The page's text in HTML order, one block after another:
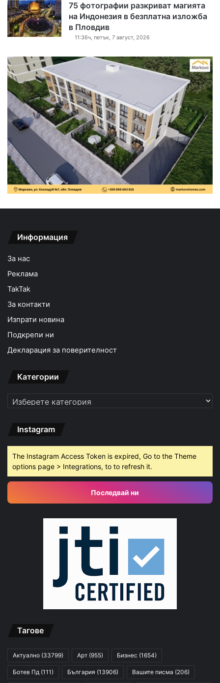
75 фотографии разкриват магията
на Индонезия в безплатна изложба
в Пловдив
11:36ч, петък, 7 август, 2026
Информация
За нас
Реклама
TakTak
За контакти
Изпрати новина
Подкрепи ни
Декларация за поверителност
Категории
Категории
Instagram
The Instagram Access Token is expired, Go to the Theme
options page > Integrations, to to refresh it.
Последвай ни
Тагове
Актуално (33799) Арт (955) Бизнес (1654)
Ботев Пд (111) България (13906) Вашите писма (206)